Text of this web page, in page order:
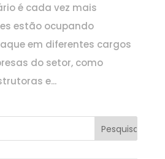
é cada vez mais
estão ocupando
em diferentes cargos
do setor, como
e...